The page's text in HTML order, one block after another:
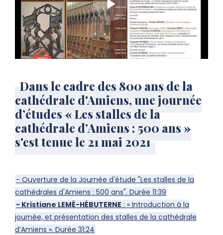
Dans le cadre des 800 ans de la
cathédrale d'Amiens, une journée
d’études « Les stalles de la
cathédrale d’Amiens : 500 ans »
s'est tenue le 21 mai 2021
- Ouverture de la Journée d'étude "Les stalles de la
cathédrales d'Amiens : 500 ans". Durée 11:39
- Kristiane LEMÉ-HÉBUTERNE : « Introduction à la
journée, et présentation des stalles de la cathédrale
d’Amiens ». Durée 31:24